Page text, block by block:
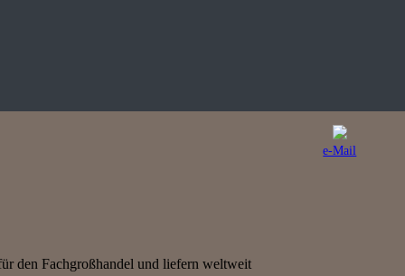
e-Mail
den Fachgroßhandel und liefern weltweit